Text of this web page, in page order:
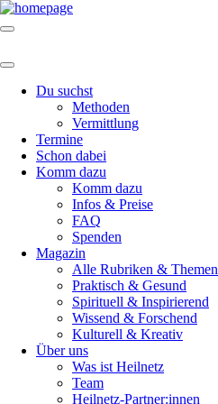
Du suchst
Methoden
Vermittlung
Termine
Schon dabei
Komm dazu
Komm dazu
Infos & Preise
FAQ
Spenden
Magazin
Alle Rubriken & Themen
Praktisch & Gesund
Spirituell & Inspirierend
Wissend & Forschend
Kulturell & Kreativ
Über uns
Was ist Heilnetz
Team
Heilnetz-Partner:innen